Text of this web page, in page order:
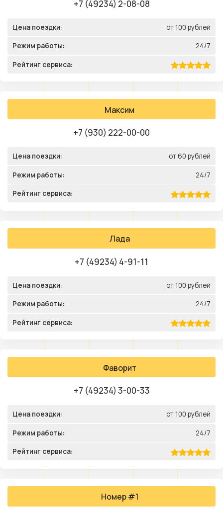
+7 (49234) 2-08-08
Цена поездки: от 100 рублей
Режим работы: 24/7
Рейтинг сервиса:
Максим
+7 (930) 222-00-00
Цена поездки: от 60 рублей
Режим работы: 24/7
Рейтинг сервиса:
Лада
+7 (49234) 4-91-11
Цена поездки: от 100 рублей
Режим работы: 24/7
Рейтинг сервиса:
Фаворит
+7 (49234) 3-00-33
Цена поездки: от 100 рублей
Режим работы: 24/7
Рейтинг сервиса:
Номер #1